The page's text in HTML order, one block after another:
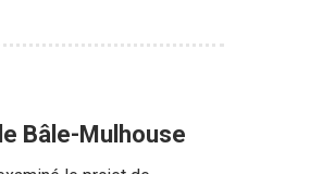
Bâle-Mulhouse